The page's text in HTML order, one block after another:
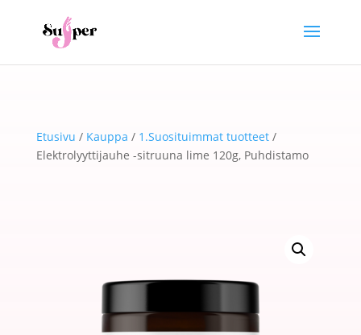
Etusivu / Kauppa / 1.Suosituimmat tuotteet/
Elektrolyyttijauhe -sitruuna lime 120g, Puhdistamo